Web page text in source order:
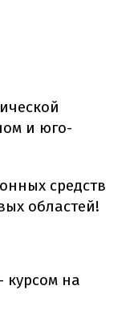
и юго-
средств
областей!
курсом на